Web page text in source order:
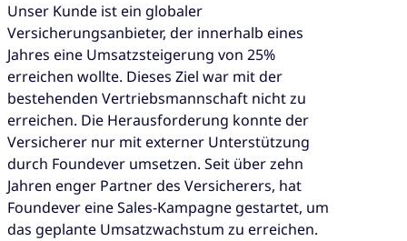
Unser Kunde ist ein globaler
Versicherungsanbieter, der innerhalb eines
Jahres eine Umsatzsteigerung von 25%
erreichen wollte. Dieses Ziel war mit der
bestehenden Vertriebsmannschaft nicht zu
erreichen. Die Herausforderung konnte der
Versicherer nur mit externer Unterstützung
durch Foundever umsetzen. Seit über zehn
Jahren enger Partner des Versicherers, hat
Foundever eine Sales-Kampagne gestartet, um
das geplante Umsatzwachstum zu erreichen.